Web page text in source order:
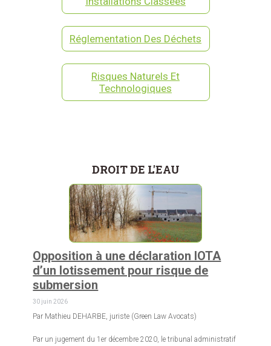
Réglementation Des Déchets
Risques Naturels Et
Technologiques
DROIT DE L'EAU
Opposition à une déclaration IOTA
d’un lotissement pour risque de
submersion
30 juin 2026
Par Mathieu DEHARBE, juriste (Green Law Avocats)
Par un jugement du 1er décembre 2020, le tribunal administratif